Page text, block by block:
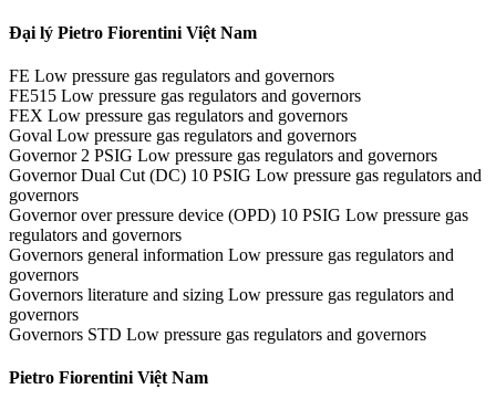
Đại lý Pietro Fiorentini Việt Nam
FE Low pressure gas regulators and governors
FE515 Low pressure gas regulators and governors
FEX Low pressure gas regulators and governors
Goval Low pressure gas regulators and governors
Governor 2 PSIG Low pressure gas regulators and governors
Governor Dual Cut (DC) 10 PSIG Low pressure gas regulators and
governors
Governor over pressure device (OPD) 10 PSIG Low pressure gas
regulators and governors
Governors general information Low pressure gas regulators and
governors
Governors literature and sizing Low pressure gas regulators and
governors
Governors STD Low pressure gas regulators and governors
Pietro Fiorentini Việt Nam